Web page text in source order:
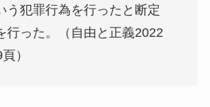
う犯罪行為を行ったと断定
行った。（自由と正義2022
）